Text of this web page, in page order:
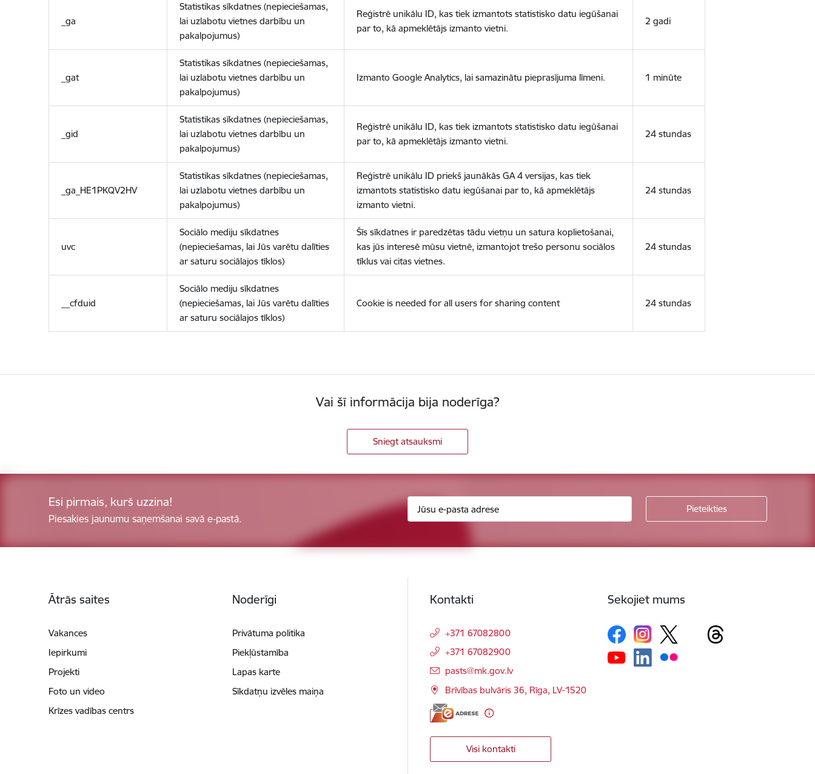
_ga
Statistikas sīkdatnes (nepieciešamas,
lai uzlabotu vietnes darbību un
pakalpojumus)
Reģistrē unikālu ID, kas tiek izmantots statistisko datu iegūšanai
par to, kā apmeklētājs izmanto vietni.
2 gadi
_gat
Statistikas sīkdatnes (nepieciešamas,
lai uzlabotu vietnes darbību un
pakalpojumus)
Izmanto Google Analytics, lai samazinātu pieprasījuma līmeni. 1 minūte
_gid
Statistikas sīkdatnes (nepieciešamas,
lai uzlabotu vietnes darbību un
pakalpojumus)
Reģistrē unikālu ID, kas tiek izmantots statistisko datu iegūšanai
par to, kā apmeklētājs izmanto vietni.
24 stundas
_ga_HE1PKQV2HV
Statistikas sīkdatnes (nepieciešamas,
lai uzlabotu vietnes darbību un
pakalpojumus)
Reģistrē unikālu ID priekš jaunākās GA 4 versijas, kas tiek
izmantots statistisko datu iegūšanai par to, kā apmeklētājs
izmanto vietni.
24 stundas
uvc
Sociālo mediju sīkdatnes
(nepieciešamas, lai Jūs varētu dalīties
ar saturu sociālajos tīklos)
Šīs sīkdatnes ir paredzētas tādu vietņu un satura koplietošanai,
kas jūs interesē mūsu vietnē, izmantojot trešo personu sociālos
tīklus vai citas vietnes.
24 stundas
__cfduid
Sociālo mediju sīkdatnes
(nepieciešamas, lai Jūs varētu dalīties
ar saturu sociālajos tīklos)
Cookie is needed for all users for sharing content 24 stundas
Vai šī informācija bija noderīga?
Sniegt atsauksmi
Esi pirmais, kurš uzzina!
Piesakies jaunumu saņemšanai savā e-pastā.
Ātrās saites
Vakances
Iepirkumi
Projekti
Foto un video
Krīzes vadības centrs
Noderīgi
Privātuma politika
Piekļūstamība
Lapas karte
Sīkdatņu izvēles maiņa
Kontakti
+371 67082800
+371 67082900
E-pasts:
pasts@mk.gov.lv
Brīvības bulvāris 36, Rīga, LV-1520
Visi kontakti
Sekojiet mums